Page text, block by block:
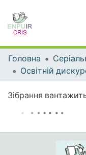
Головна
Освітній
Зібрання